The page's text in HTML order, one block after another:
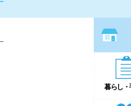
暮らし・